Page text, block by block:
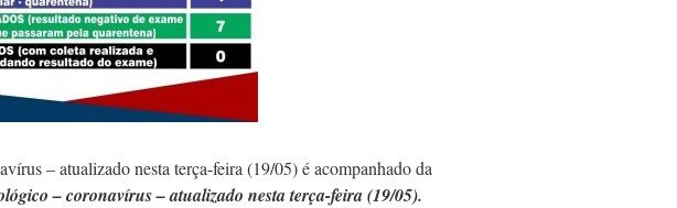
– atualizado nesta terça-feira (19/05) é acompanhado da
– coronavírus – atualizado nesta terça-feira (19/05).